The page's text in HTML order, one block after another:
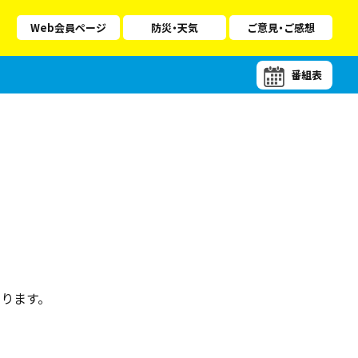
Web会員ページ 防災・天気 ご意見・ご感想
番組表
ます。